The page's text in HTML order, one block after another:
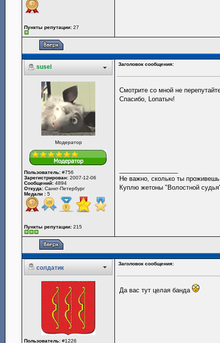
Пункты репутации: 27
susel Заголовок сообщения:
Модератор
Пользователь: #756
Зарегистрирован: 2007-12-06
Сообщений: 4894
Откуда: Санкт-Петербург
Медали : 5
Пункты репутации: 215
Смотрите со мной не
Спасибо, Lопатыч!
Не важно, сколько ты
Куплю жетоны "Волостной
солдатик
Заголовок сообщения:
Пользователь: #1226
Да вас тут целая банда